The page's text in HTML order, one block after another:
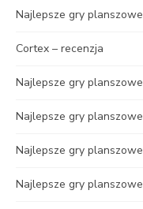
Najlepsze gry
Cortex – recenzja
Najlepsze gry
Najlepsze gry
Najlepsze gry
Najlepsze gry